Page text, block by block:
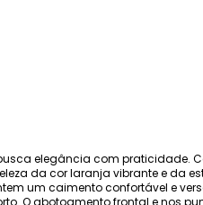
elegância com praticidade.
da cor laranja vibrante e da
um caimento confortável e
O abotoamento frontal e nos